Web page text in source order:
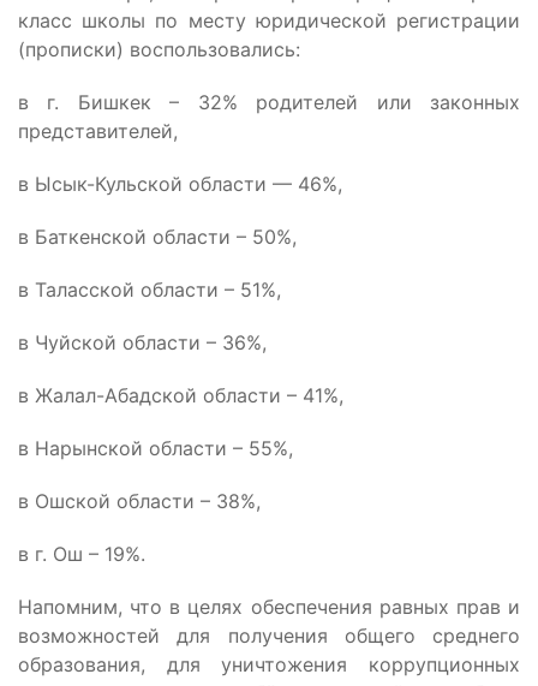
класс школы по месту юридической регистрации
(прописки) воспользовались:
в г. Бишкек – 32% родителей или законных
представителей,
в Ысык-Кульской области — 46%,
в Баткенской области – 50%,
в Таласской области – 51%,
в Чуйской области – 36%,
в Жалал-Абадской области – 41%,
в Нарынской области – 55%,
в Ошской области – 38%,
в г. Ош – 19%.
Напомним, что в целях обеспечения равных прав и
возможностей для получения общего среднего
образования, для уничтожения коррупционных